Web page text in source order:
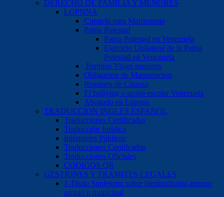
DERECHO DE FAMILIA Y MENORES
LOPNNA
Curatela para Matrimonio
Patria Potestad
Patria Potestad en Venezuela
Ejercicio Unilateral de la Patria
Potestad en Venezuela
Permiso Viajes menores
Obligacion de Manutencion
Regimen de Crianza
El bullying o acoso escolar Venezuela
Abogado en Lopnna
TRADUCCION INGLES ESPAÑOL
Traducciones Certificadas
Traducción Jurídica
Intérpretes Públicos
Traducciones Certificadas
Traducciones Oficiales
CODIGOS QR
GESTIONES Y TRAMITES LEGALES
1-Titulo Supletorio sobre bienhechurias terreno
propio o municipal